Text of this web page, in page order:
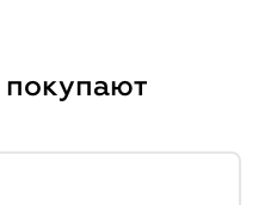
покупают